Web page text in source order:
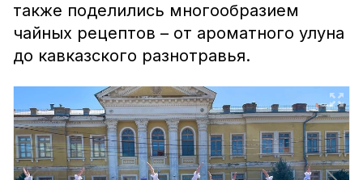
также поделились многообразием
чайных рецептов – от ароматного улуна
до кавказского разнотравья.